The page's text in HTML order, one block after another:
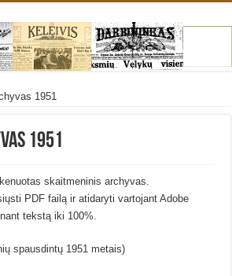
1951
1951
skaitmeninis archyvas.
PDF failą ir atidaryti vartojant Adobe
tekstą iki 100%.
spausdintų 1951 metais)